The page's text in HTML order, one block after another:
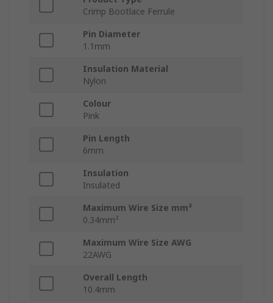
Crimp Bootlace Ferrule
Pin Diameter
1.1mm
Insulation Material
Nylon
Colour
Pink
Pin Length
6mm
Insulation
Insulated
Maximum Wire Size mm²
0.34mm²
Maximum Wire Size AWG
22AWG
Overall Length
10.4mm